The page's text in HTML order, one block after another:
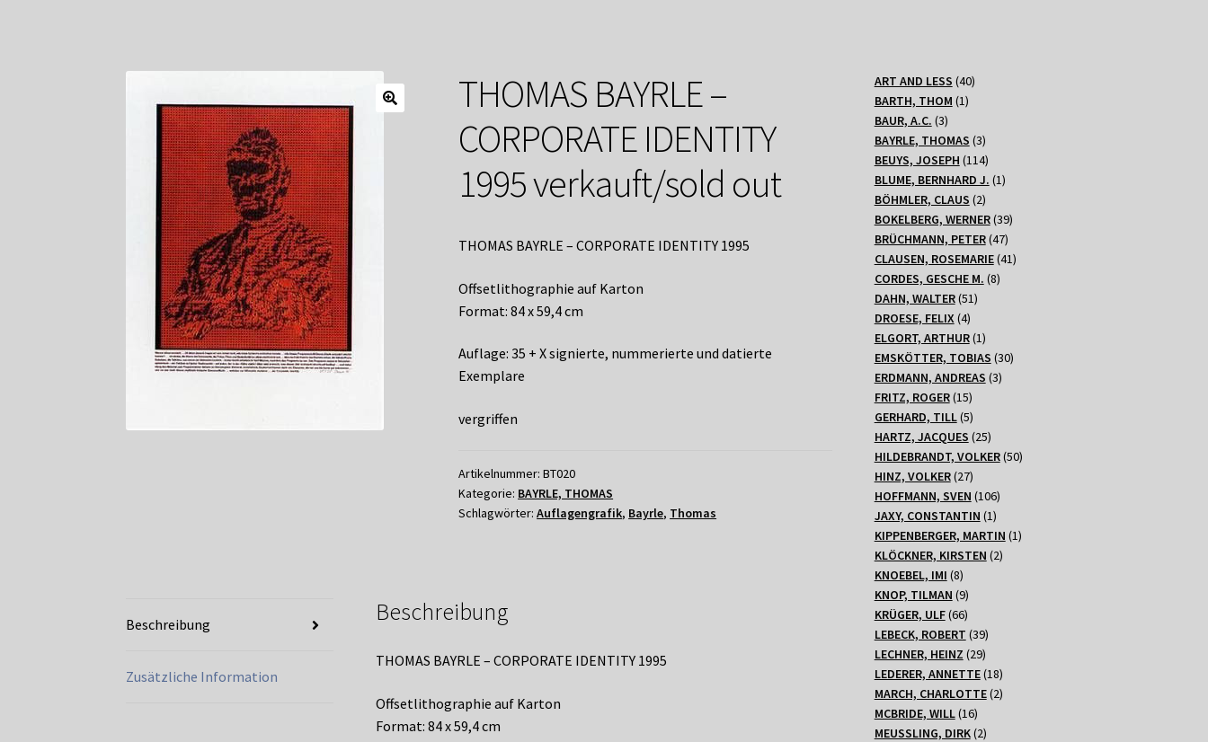
THOMAS BAYRLE –
CORPORATE IDENTITY
1995 verkauft/sold out
THOMAS BAYRLE – CORPORATE IDENTITY 1995
Offsetlithographie auf Karton
Format: 84 x 59,4 cm
Auflage: 35 + X signierte, nummerierte und datierte
Exemplare
vergriffen
Artikelnummer:BT020
Kategorie: BAYRLE, THOMAS
Schlagwörter:Auflagengrafik, Bayrle, Thomas
Beschreibung
Zusätzliche Information
Beschreibung
THOMAS BAYRLE – CORPORATE IDENTITY 1995
Offsetlithographie auf Karton
Format: 84 x 59,4 cm
ART AND LESS 4040
BARTH, THOM 11
BAUR, A.C. 33
Produkte
BAYRLE, THOMAS 33
Produkte
BEUYS, JOSEPH 114114
Produkte
BLUME, BERNHARD J. 11
BÖHMLER, CLAUS 22
Produkte
BOKELBERG, WERNER 3939
BRÜCHMANN, PETER 4747
Produkte
CLAUSEN, ROSEMARIE 4141
CORDES, GESCHE M. 88
DAHN, WALTER 5151
DROESE, FELIX 44
Produkte
ELGORT, ARTHUR 11
Produkt
EMSKÖTTER, TOBIAS 3030
ERDMANN, ANDREAS 33
FRITZ, ROGER 1515
Produkte
GERHARD, TILL 55
Produkte
HARTZ, JACQUES 2525
Produkte
HILDEBRANDT, VOLKER 5050
HINZ, VOLKER 2727
Produkte
HOFFMANN, SVEN 106106
Produkte
JAXY, CONSTANTIN 11
Produkt
KIPPENBERGER, MARTIN 11
KLÖCKNER, KIRSTEN 22
KNOEBEL, IMI 88
Produkte
KNOP, TILMAN 99
Produkte
KRÜGER, ULF 6666
Produkte
LEBECK, ROBERT 3939
Produkte
LECHNER, HEINZ 2929
Produkte
LEDERER, ANNETTE 1818
Produkte
MARCH, CHARLOTTE 22
MCBRIDE, WILL 1616
Produkte
MEUSSLING, DIRK 22